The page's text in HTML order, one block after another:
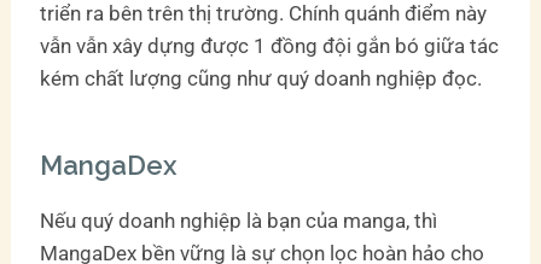
triển ra bên trên thị trường. Chính quánh điểm này
vẫn vẫn xây dựng được 1 đồng đội gắn bó giữa tác
kém chất lượng cũng như quý doanh nghiệp đọc.
MangaDex
Nếu quý doanh nghiệp là bạn của manga, thì
MangaDex bền vững là sự chọn lọc hoàn hảo cho